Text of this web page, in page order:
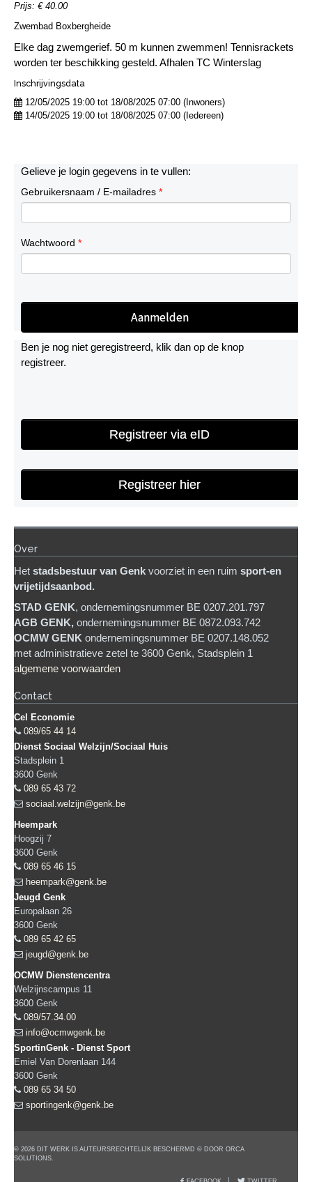
Prijs: € 40.00
Zwembad Boxbergheide
Elke dag zwemgerief. 50 m kunnen zwemmen! Tennisrackets
worden ter beschikking gesteld. Afhalen TC Winterslag
Inschrijvingsdata
12/05/2025 19:00 tot 18/08/2025 07:00 (Inwoners)
14/05/2025 19:00 tot 18/08/2025 07:00 (Iedereen)
Gelieve je login gegevens in te vullen:
Gebruikersnaam / E-mailadres *
Wachtwoord *
Ben je nog niet geregistreerd, klik dan op de knop
registreer.
Registreer via eID
Registreer hier
Over
Het stadsbestuur van Genk voorziet in een ruim sport-en
vrijetijdsaanbod.
STAD GENK, ondernemingsnummer BE 0207.201.797
AGB GENK, ondernemingsnummer BE 0872.093.742
OCMW GENK ondernemingsnummer BE 0207.148.052
met administratieve zetel te 3600 Genk, Stadsplein 1
algemene voorwaarden
Contact
Cel Economie
089/65 44 14
Dienst Sociaal Welzijn/Sociaal Huis
Stadsplein 1
3600 Genk
089 65 43 72
sociaal.welzijn@genk.be
Heempark
Hoogzij 7
3600 Genk
089 65 46 15
heempark@genk.be
Jeugd Genk
Europalaan 26
3600 Genk
089 65 42 65
jeugd@genk.be
OCMW Dienstencentra
Welzijnscampus 11
3600 Genk
089/57.34.00
info@ocmwgenk.be
SportinGenk - Dienst Sport
Emiel Van Dorenlaan 144
3600 Genk
089 65 34 50
sportingenk@genk.be
© 2026 DIT WERK IS AUTEURSRECHTELIJK BESCHERMD © DOOR ORCA
SOLUTIONS.